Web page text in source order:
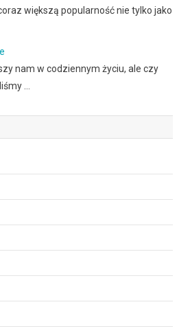
większą popularność nie tylko jako
nam w codziennym życiu, ale czy
…